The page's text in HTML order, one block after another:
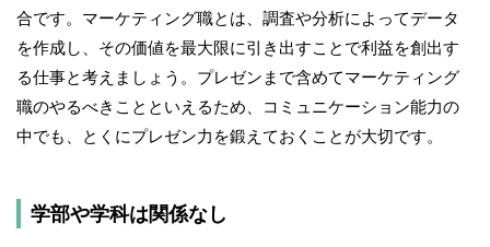
合です。マーケティング職とは、調査や分析によってデータ
を作成し、その価値を最大限に引き出すことで利益を創出す
る仕事と考えましょう。プレゼンまで含めてマーケティング
職のやるべきことといえるため、コミュニケーション能力の
中でも、とくにプレゼン力を鍛えておくことが大切です。
学部や学科は関係なし